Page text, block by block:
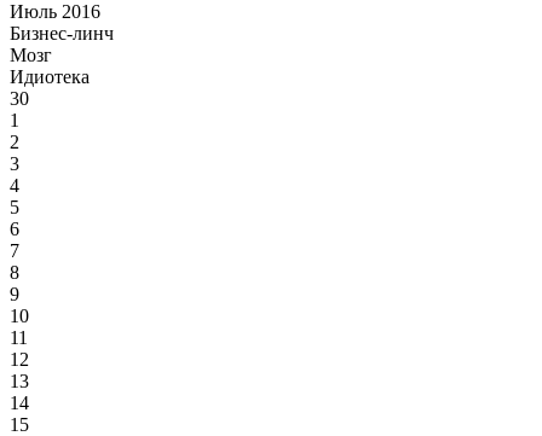
Июль 2016
Бизнес-линч
Мозг
Идиотека
30
1
2
3
4
5
6
7
8
9
10
11
12
13
14
15